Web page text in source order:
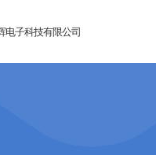
电子科技有限公司